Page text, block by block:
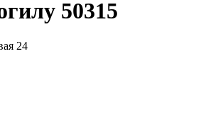
50315
24